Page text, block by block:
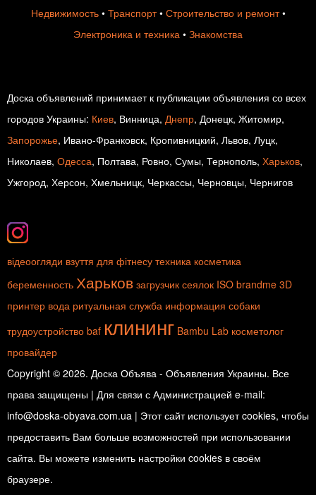
Недвижимость• Транспорт• Строительство и ремонт•
Электроника и техника • Знакомства
Доска объявлений принимает к публикации объявления со всех
городов Украины: Киев, Винница, Днепр, Донецк, Житомир,
Запорожье, Ивано-Франковск, Кропивницкий, Львов, Луцк,
Николаев, Одесса, Полтава, Ровно, Сумы, Тернополь, Харьков,
Ужгород, Херсон, Хмельницк, Черкассы, Черновцы, Чернигов
відеоогляди взуття для фітнесу техника косметика
беременность Харьков загрузчик сеялок ISO brandme 3D
принтер вода ритуальная служба информация собаки
трудоустройство baf клининг Bambu Lab косметолог
провайдер
Copyright © 2026. Доска Объява - Объявления Украины. Все
права защищены | Для связи с Администрацией e-mail:
info@doska-obyava.com.ua | Этот сайт использует cookies, чтобы
предоставить Вам больше возможностей при использовании
сайта. Вы можете изменить настройки cookies в своём
браузере.